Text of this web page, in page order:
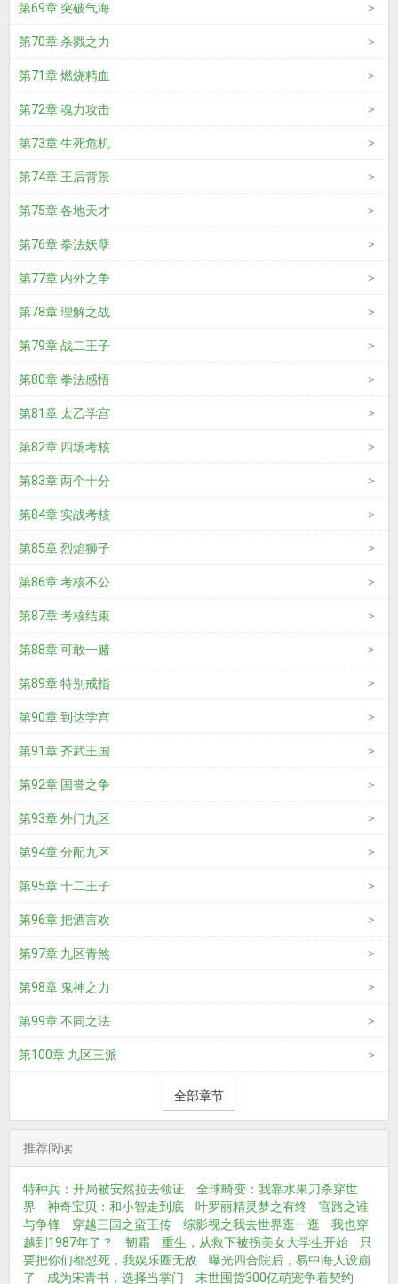
第69章 突破气海
第70章 杀戮之力
第71章 燃烧精血
第72章 魂力攻击
第73章 生死危机
第74章 王后背景
第75章 各地天才
第76章 拳法妖孽
第77章 内外之争
第78章 理解之战
第79章 战二王子
第80章 拳法感悟
第81章 太乙学宫
第82章 四场考核
第83章 两个十分
第84章 实战考核
第85章 烈焰狮子
第86章 考核不公
第87章 考核结束
第88章 可敢一赌
第89章 特别戒指
第90章 到达学宫
第91章 齐武王国
第92章 国誉之争
第93章 外门九区
第94章 分配九区
第95章 十二王子
第96章 把酒言欢
第97章 九区青煞
第98章 鬼神之力
第99章 不同之法
第100章 九区三派
全部章节
推荐阅读
特种兵：开局被安然拉去领证
全球畸变：我靠水果刀杀穿世
界
神奇宝贝：和小智走到底 叶罗丽精灵梦之有终
官路之谁
与争锋
穿越三国之蛮王传 综影视之我去世界逛一逛
我也穿
越到1987年了？
韧霜 重生，从救下被拐美女大学生开始
只
要把你们都怼死，我娱乐圈无敌
曝光四合院后，易中海人设崩
了
成为宋青书，选择当掌门 末世囤货300亿萌宠争着契约